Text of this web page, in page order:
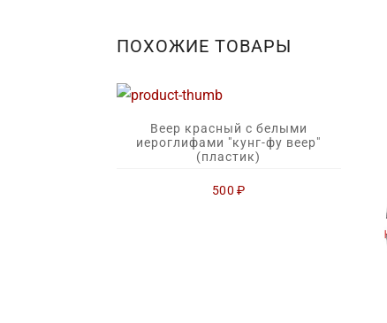
ПОХОЖИЕ ТОВАРЫ
Веер красный с белыми
иероглифами "кунг-фу веер"
(пластик)
500₽